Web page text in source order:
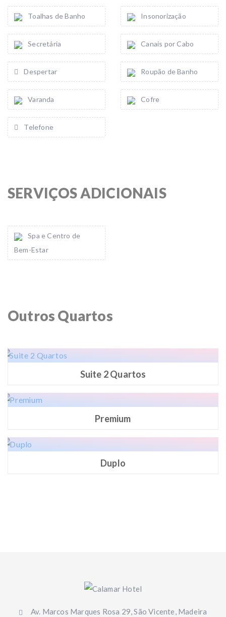
Toalhas de Banho Insonorização
Secretária Canais por Cabo
Despertar Roupão de Banho
Varanda Cofre
Telefone
SERVIÇOS ADICIONAIS
Spa e Centro de
Bem-Estar
Outros Quartos
Suite 2 Quartos
Premium
Duplo
Av. Marcos Marques Rosa 29, São Vicente, Madeira